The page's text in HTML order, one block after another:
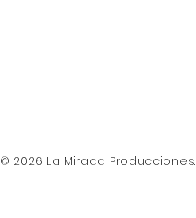
© 2026 La Mirada Producciones.